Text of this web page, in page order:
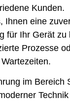
Kunden.
Ihnen eine
für Ihr Gerät zu
Prozesse
Wartezeiten.
im Bereich